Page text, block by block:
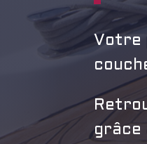
Votre
grâce